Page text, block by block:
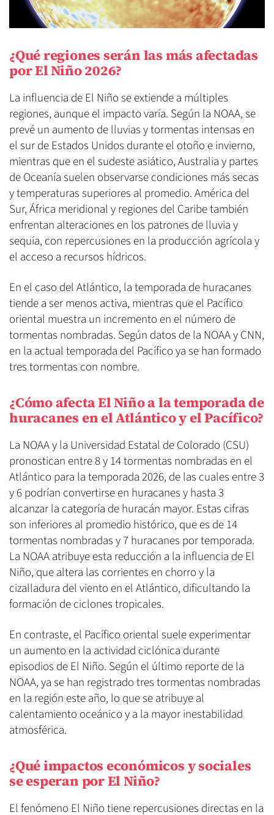
¿Qué regiones serán las más afectadas
por El Niño 2026?
La influencia de El Niño se extiende a múltiples
regiones, aunque el impacto varía. Según la NOAA, se
prevé un aumento de lluvias y tormentas intensas en
el sur de Estados Unidos durante el otoño e invierno,
mientras que en el sudeste asiático, Australia y partes
de Oceanía suelen observarse condiciones más secas
y temperaturas superiores al promedio. América del
Sur, África meridional y regiones del Caribe también
enfrentan alteraciones en los patrones de lluvia y
sequía, con repercusiones en la producción agrícola y
el acceso a recursos hídricos.
En el caso del Atlántico, la temporada de huracanes
tiende a ser menos activa, mientras que el Pacífico
oriental muestra un incremento en el número de
tormentas nombradas. Según datos de la NOAA y CNN,
en la actual temporada del Pacífico ya se han formado
tres tormentas con nombre.
¿Cómo afecta El Niño a la temporada de
huracanes en el Atlántico y el Pacífico?
La NOAA y la Universidad Estatal de Colorado (CSU)
pronostican entre 8 y 14 tormentas nombradas en el
Atlántico para la temporada 2026, de las cuales entre 3
y 6 podrían convertirse en huracanes y hasta 3
alcanzar la categoría de huracán mayor. Estas cifras
son inferiores al promedio histórico, que es de 14
tormentas nombradas y 7 huracanes por temporada.
La NOAA atribuye esta reducción a la influencia de El
Niño, que altera las corrientes en chorro y la
cizalladura del viento en el Atlántico, dificultando la
formación de ciclones tropicales.
En contraste, el Pacífico oriental suele experimentar
un aumento en la actividad ciclónica durante
episodios de El Niño. Según el último reporte de la
NOAA, ya se han registrado tres tormentas nombradas
en la región este año, lo que se atribuye al
calentamiento oceánico y a la mayor inestabilidad
atmosférica.
¿Qué impactos económicos y sociales
se esperan por El Niño?
El fenómeno El Niño tiene repercusiones directas en la